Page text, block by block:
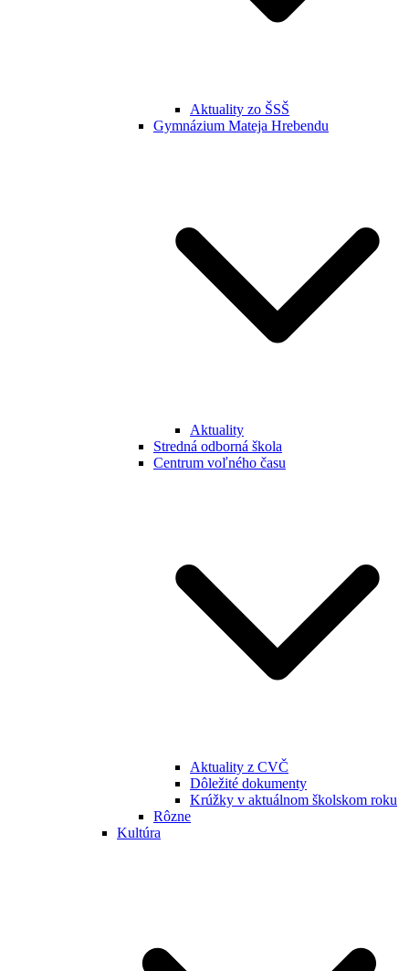
Aktuality zo ŠSŠ
Gymnázium Mateja Hrebendu
Aktuality
Stredná odborná škola
Centrum voľného času
Aktuality z CVČ
Dôležité dokumenty
Krúžky v aktuálnom školskom roku
Rôzne
Kultúra